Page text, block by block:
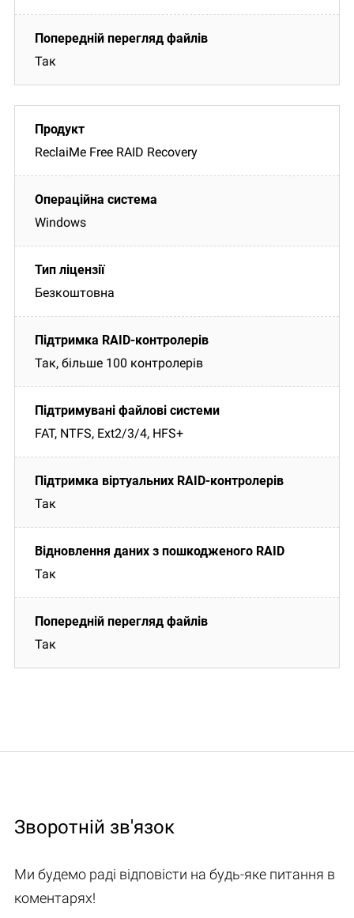
Так
ReclaiMe Free RAID Recovery
Windows
Безкоштовна
Так, більше 100 контролерів
FAT, NTFS, Ext2/3/4, HFS+
Так
Так
Так
Зворотній зв'язок
Ми будемо раді відповісти на будь-яке питання в
коментарях!